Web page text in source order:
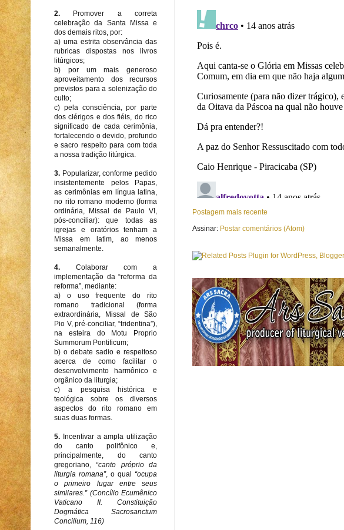
Postagem mais recente
Assinar: Postar comentários (Atom)
2.
Promover a correta
celebração da Santa Missa e
dos demais ritos, por:
a) uma estrita observância das
rubricas dispostas nos livros
litúrgicos;
b) por um mais generoso
aproveitamento dos recursos
previstos para a solenização do
culto;
c) pela consciência, por parte
dos clérigos e dos fiéis, do rico
significado de cada cerimônia,
fortalecendo o devido, profundo
e sacro respeito para com toda
a nossa tradição litúrgica.
3. Popularizar, conforme pedido
insistentemente pelos Papas,
as cerimônias em língua latina,
no rito romano moderno (forma
ordinária, Missal de Paulo VI,
pós-conciliar): que todas as
igrejas e oratórios tenham a
Missa em latim, ao menos
semanalmente.
4. Colaborar com a
implementação da “reforma da
reforma”, mediante:
a) o uso frequente do rito
romano tradicional (forma
extraordinária, Missal de São
Pio V, pré-conciliar, “tridentina”),
na esteira do Motu Proprio
Summorum Pontificum;
b) o debate sadio e respeitoso
acerca de como facilitar o
desenvolvimento harmônico e
orgânico da liturgia;
c) a pesquisa histórica e
teológica sobre os diversos
aspectos do rito romano em
suas duas formas.
5. Incentivar a ampla utilização
do canto polifônico e,
principalmente, do canto
gregoriano, “canto próprio da
liturgia romana”, o qual “ocupa
o primeiro lugar entre seus
similares.” (Concílio Ecumênico
Vaticano II. Constituição
Dogmática Sacrosanctum
Concilium, 116)